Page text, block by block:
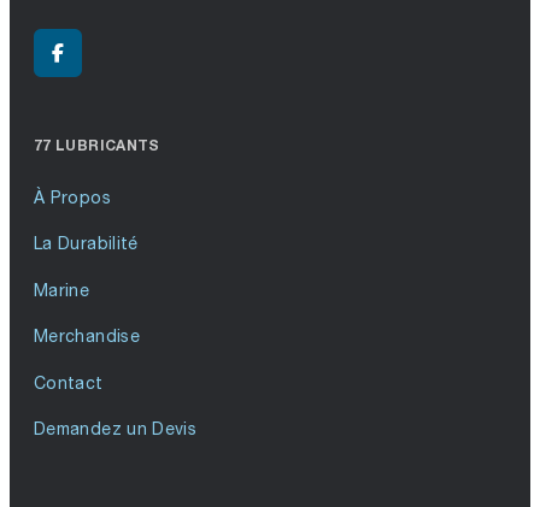
77 LUBRICANTS
À Propos
La Durabilité
Marine
Merchandise
Contact
Demandez un Devis